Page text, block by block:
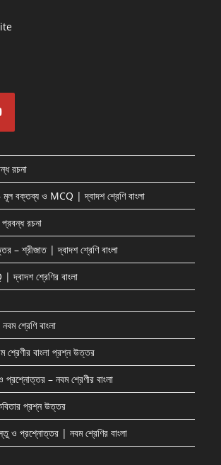
রচনা
– মূল বক্তব্য ও MCQ | দ্বাদশ শ্রেণি বাংলা
রচনা
– শ্রীজাত | দ্বাদশ শ্রেণি বাংলা
দ্বাদশ শ্রেণির বাংলা
শ্রেণি বাংলা
শ্রেণীর বাংলা প্রশ্ন উত্তর
প্রশ্নোত্তর – নবম শ্রেণীর বাংলা
প্রশ্ন উত্তর
ও প্রশ্নোত্তর | নবম শ্রেণির বাংলা